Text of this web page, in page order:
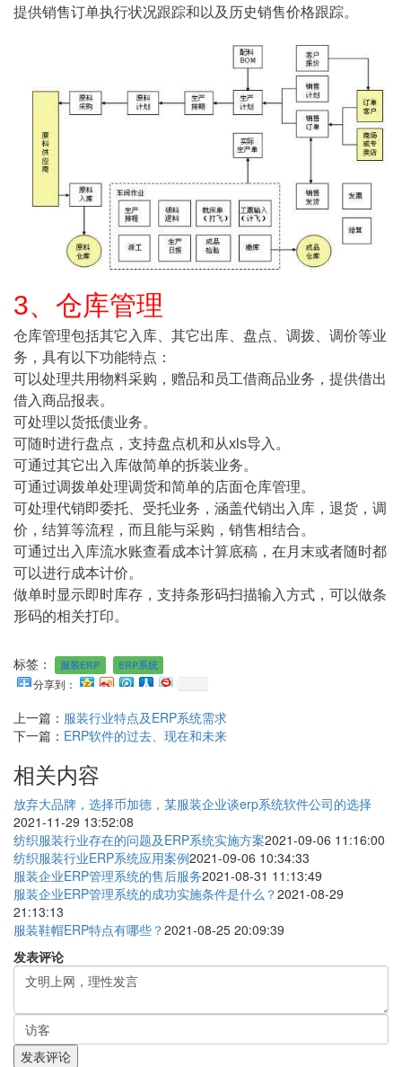
提供销售订单执行状况跟踪和以及历史销售价格跟踪。
3、仓库管理
仓库管理包括其它入库、其它出库、盘点、调拨、调价等业
务，具有以下功能特点：
可以处理共用物料采购，赠品和员工借商品业务，提供借出
借入商品报表。
可处理以货抵债业务。
可随时进行盘点，支持盘点机和从xls导入。
可通过其它出入库做简单的拆装业务。
可通过调拨单处理调货和简单的店面仓库管理。
可处理代销即委托、受托业务，涵盖代销出入库，退货，调
价，结算等流程，而且能与采购，销售相结合。
可通过出入库流水账查看成本计算底稿，在月末或者随时都
可以进行成本计价。
做单时显示即时库存，支持条形码扫描输入方式，可以做条
形码的相关打印。
标签： 服装ERP ERP系统
分享到：
上一篇： 服装行业特点及ERP系统需求
下一篇： ERP软件的过去、现在和未来
相关内容
放弃大品牌，选择币加德，某服装企业谈erp系统软件公司的选择
2021-11-29 13:52:08
纺织服装行业存在的问题及ERP系统实施方案2021-09-06 11:16:00
纺织服装行业ERP系统应用案例2021-09-06 10:34:33
服装企业ERP管理系统的售后服务2021-08-31 11:13:49
服装企业ERP管理系统的成功实施条件是什么？2021-08-29
21:13:13
服装鞋帽ERP特点有哪些？2021-08-25 20:09:39
发表评论